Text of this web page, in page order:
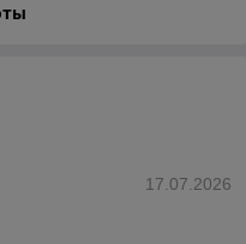
17.07.2026